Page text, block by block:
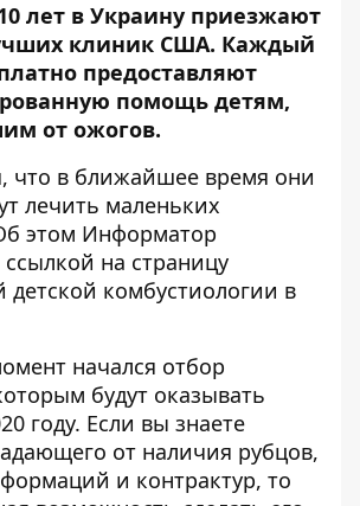
лет в Украину приезжают
клиник США. Каждый
предоставляют
помощь детям,
от ожогов.
что в ближайшее время они
лечить маленьких
этом Информатор
на страницу
детской комбустиологии в
начался отбор
будут оказывать
году. Если вы знаете
от наличия рубцов,
и контрактур, то